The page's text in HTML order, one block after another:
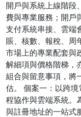
開戶與系統上線階段
費與專業服務；開戶
支付系統串接、雲端
賬、核數、報稅、周
市場上的專業配套與
解細項與價格階梯，
組合與留意事項，將
估。 個案一：以跨
程協作與雲端系統。
與註冊地址的一站式